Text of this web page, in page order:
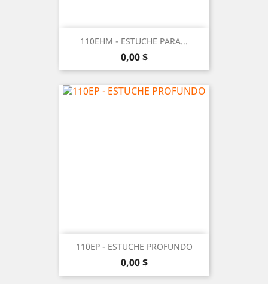
110EHM - ESTUCHE PARA...
Precio
0,00 $
110EP - ESTUCHE PROFUNDO
Precio
0,00 $